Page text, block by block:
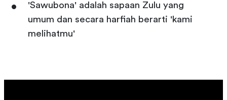
'Sawubona' adalah sapaan Zulu yang
umum dan secara harfiah berarti 'kami
melihatmu'